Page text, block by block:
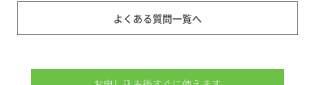
よくある質問一覧へ